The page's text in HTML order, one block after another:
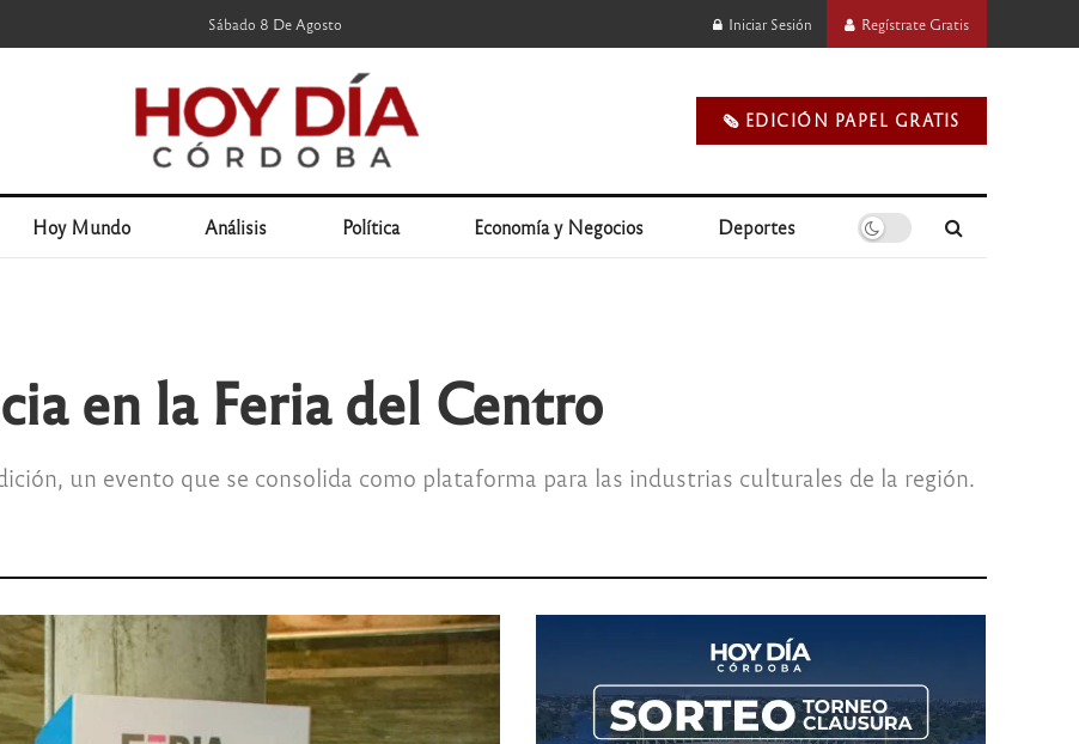
Sábado 8 De Agosto Iniciar Sesión Regístrate Gratis
🗞️ EDICIÓN PAPEL GRATIS
Hoy Mundo Análisis Política Economía y Negocios Deportes
en la Feria del Centro
un evento que se consolida como plataforma para las industrias culturales de la región.